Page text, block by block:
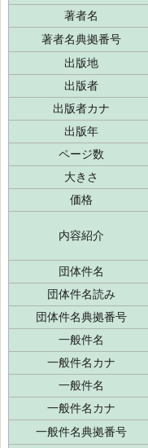
著者名
著者名典拠番号
出版地
出版者
出版者カナ
出版年
ページ数
大きさ
価格
内容紹介
団体件名
団体件名読み
団体件名典拠番号
一般件名
一般件名カナ
一般件名
一般件名カナ
一般件名典拠番号